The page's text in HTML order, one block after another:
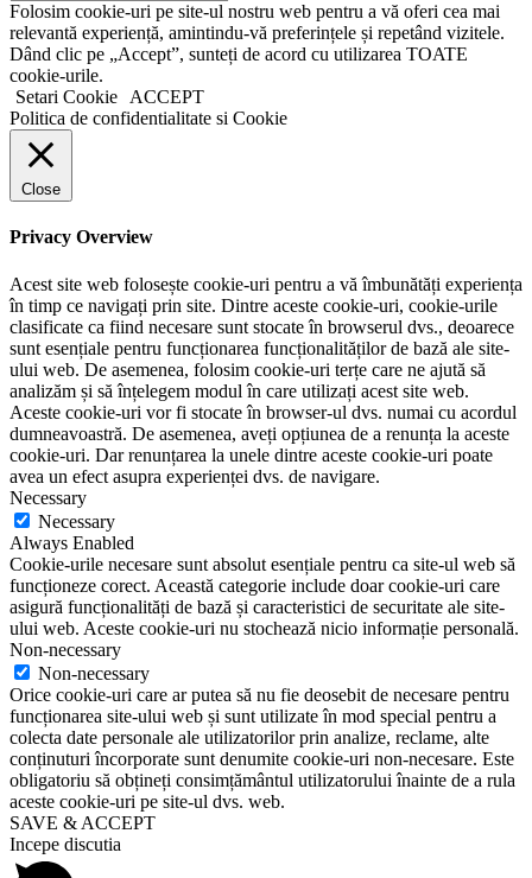
Folosim cookie-uri pe site-ul nostru web pentru a vă oferi cea mai
relevantă experiență, amintindu-vă preferințele și repetând vizitele.
Dând clic pe „Accept”, sunteți de acord cu utilizarea TOATE
cookie-urile.
Setari Cookie
ACCEPT
Politica de confidentialitate si Cookie
Close
Privacy Overview
Acest site web folosește cookie-uri pentru a vă îmbunătăți experiența
în timp ce navigați prin site. Dintre aceste cookie-uri, cookie-urile
clasificate ca fiind necesare sunt stocate în browserul dvs., deoarece
sunt esențiale pentru funcționarea funcționalităților de bază ale site-
ului web. De asemenea, folosim cookie-uri terțe care ne ajută să
analizăm și să înțelegem modul în care utilizați acest site web.
Aceste cookie-uri vor fi stocate în browser-ul dvs. numai cu acordul
dumneavoastră. De asemenea, aveți opțiunea de a renunța la aceste
cookie-uri. Dar renunțarea la unele dintre aceste cookie-uri poate
avea un efect asupra experienței dvs. de navigare.
Necessary
Necessary
Always Enabled
Cookie-urile necesare sunt absolut esențiale pentru ca site-ul web să
funcționeze corect. Această categorie include doar cookie-uri care
asigură funcționalități de bază și caracteristici de securitate ale site-
ului web. Aceste cookie-uri nu stochează nicio informație personală.
Non-necessary
Non-necessary
Orice cookie-uri care ar putea să nu fie deosebit de necesare pentru
funcționarea site-ului web și sunt utilizate în mod special pentru a
colecta date personale ale utilizatorilor prin analize, reclame, alte
conținuturi încorporate sunt denumite cookie-uri non-necesare. Este
obligatoriu să obțineți consimțământul utilizatorului înainte de a rula
aceste cookie-uri pe site-ul dvs. web.
SAVE & ACCEPT
Incepe discutia